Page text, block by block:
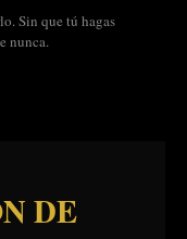
Sin que tú hagas
nunca.
DE